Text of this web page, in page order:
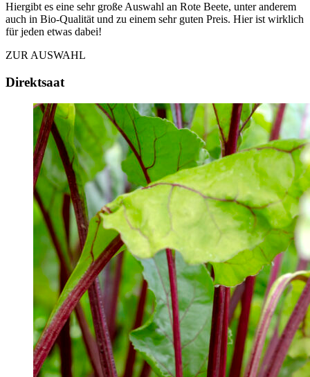
Hiergibt es eine sehr große Auswahl an Rote Beete, unter anderem
auch in Bio-Qualität und zu einem sehr guten Preis. Hier ist wirklich
für jeden etwas dabei!
ZUR AUSWAHL
Direktsaat